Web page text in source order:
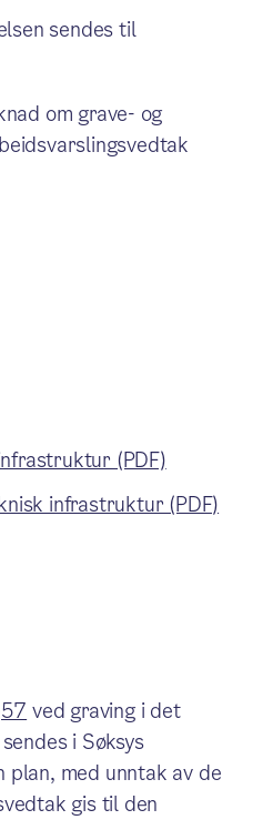
sendes til
om grave- og
(PDF)
infrastruktur (PDF)
ved graving i det
i Søksys
med unntak av de
gis til den